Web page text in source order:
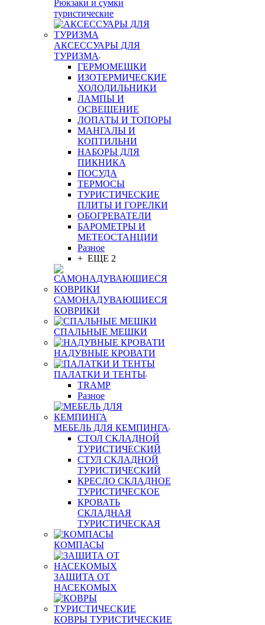
Рюкзаки и сумки
туристические
АКСЕССУАРЫ ДЛЯ
ТУРИЗМА
ГЕРМОМЕШКИ
ИЗОТЕРМИЧЕСКИЕ
ХОЛОДИЛЬНИКИ
ЛАМПЫ И
ОСВЕЩЕНИЕ
ЛОПАТЫ И ТОПОРЫ
МАНГАЛЫ И
КОПТИЛЬНИ
НАБОРЫ ДЛЯ
ПИКНИКА
ПОСУДА
ТЕРМОСЫ
ТУРИСТИЧЕСКИЕ
ПЛИТЫ И ГОРЕЛКИ
ОБОГРЕВАТЕЛИ
БАРОМЕТРЫ И
МЕТЕОСТАНЦИИ
Разное
+ ЕЩЕ 2
САМОНАДУВАЮЩИЕСЯ
КОВРИКИ
СПАЛЬНЫЕ МЕШКИ
НАДУВНЫЕ КРОВАТИ
ПАЛАТКИ И ТЕНТЫ
TRAMP
Разное
МЕБЕЛЬ ДЛЯ КЕМПИНГА
СТОЛ СКЛАДНОЙ
ТУРИСТИЧЕСКИЙ
СТУЛ СКЛАДНОЙ
ТУРИСТИЧЕСКИЙ
КРЕСЛО СКЛАДНОЕ
ТУРИСТИЧЕСКОЕ
КРОВАТЬ
СКЛАДНАЯ
ТУРИСТИЧЕСКАЯ
КОМПАСЫ
ЗАЩИТА ОТ
НАСЕКОМЫХ
КОВРЫ ТУРИСТИЧЕСКИЕ